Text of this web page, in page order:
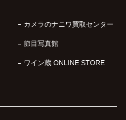
カメラのナニワ買取センター
節目写真館
ワイン蔵 ONLINE STORE